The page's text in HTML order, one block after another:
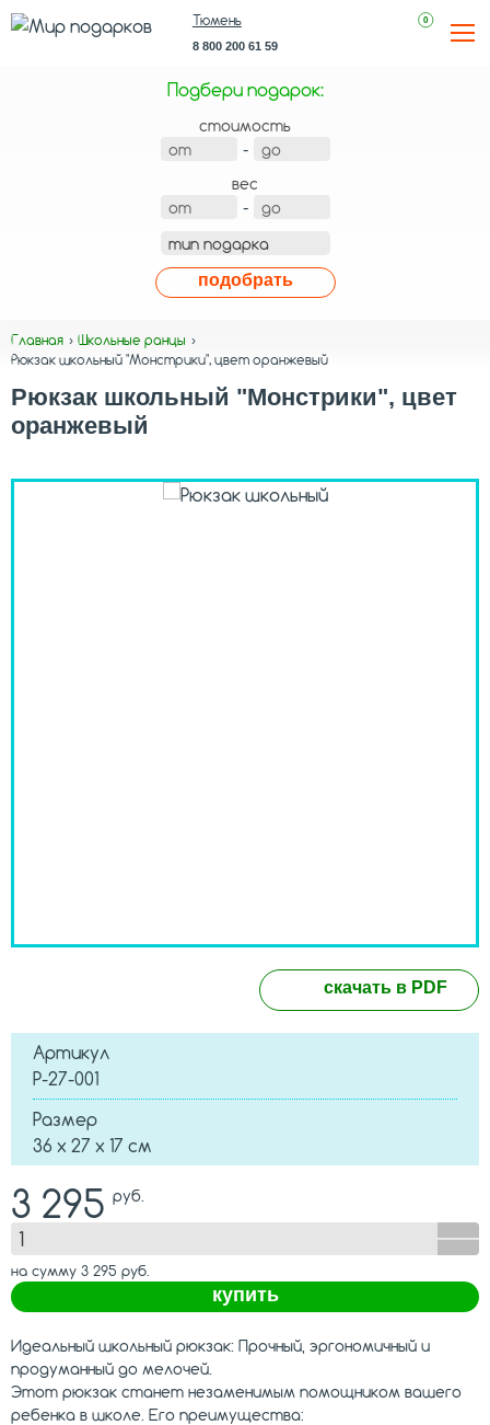
0
Тюмень
8 800 200 61 59
Подбери подарок:
стоимость
-
вес
-
подобрать
Главная
Школьные ранцы
Рюкзак школьный "Монстрики", цвет оранжевый
Рюкзак школьный "Монстрики", цвет
оранжевый
скачать в PDF
Артикул
Р-27-001
Размер
36 х 27 х 17 см
3 295 руб.
на сумму 3 295 руб.
купить
Идеальный школьный рюкзак: Прочный, эргономичный и
продуманный до мелочей.
Этот рюкзак станет незаменимым помощником вашего
ребенка в школе. Его преимущества: